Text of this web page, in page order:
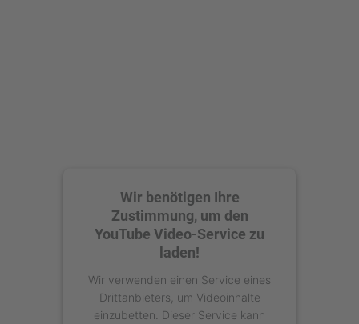
Wir benötigen Ihre
Zustimmung, um den
YouTube Video-Service zu
laden!
Wir verwenden einen Service eines
Drittanbieters, um Videoinhalte
einzubetten. Dieser Service kann